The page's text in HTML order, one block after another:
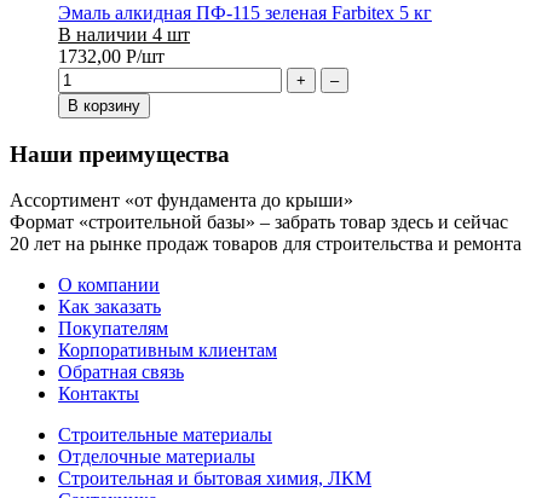
Эмаль алкидная ПФ-115 зеленая Farbitex 5 кг
В наличии 4 шт
1732,00 Р/шт
+
–
В корзину
Наши преимущества
Ассортимент «от фундамента до крыши»
Формат «строительной базы» – забрать товар здесь и сейчас
20 лет на рынке продаж товаров для строительства и ремонта
О компании
Как заказать
Покупателям
Корпоративным клиентам
Обратная связь
Контакты
Строительные материалы
Отделочные материалы
Строительная и бытовая химия, ЛКМ